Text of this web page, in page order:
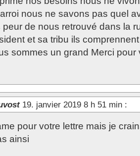
nous ne savons pas quel
de nous retrouvé dans la
et sa tribu ils
sommes un grand Merci pour
19. janvier 2019 8 h 51 min :
pour votre lettre mais je
ainsi